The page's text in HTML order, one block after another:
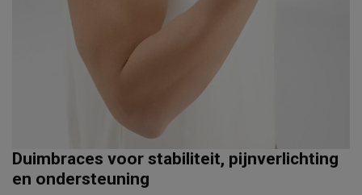
Duimbraces voor stabiliteit, pijnverlichting
en ondersteuning